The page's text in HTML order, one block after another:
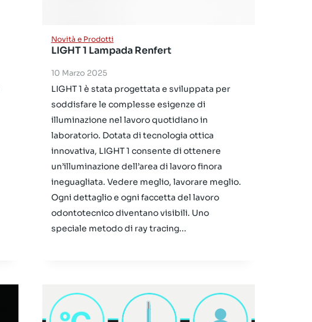
Novità e Prodotti
LIGHT 1 Lampada Renfert
10 Marzo 2025
LIGHT 1 è stata progettata e sviluppata per
soddisfare le complesse esigenze di
illuminazione nel lavoro quotidiano in
laboratorio. Dotata di tecnologia ottica
innovativa, LIGHT 1 consente di ottenere
un’illuminazione dell’area di lavoro finora
ineguagliata. Vedere meglio, lavorare meglio.
Ogni dettaglio e ogni faccetta del lavoro
odontotecnico diventano visibili. Uno
speciale metodo di ray tracing...